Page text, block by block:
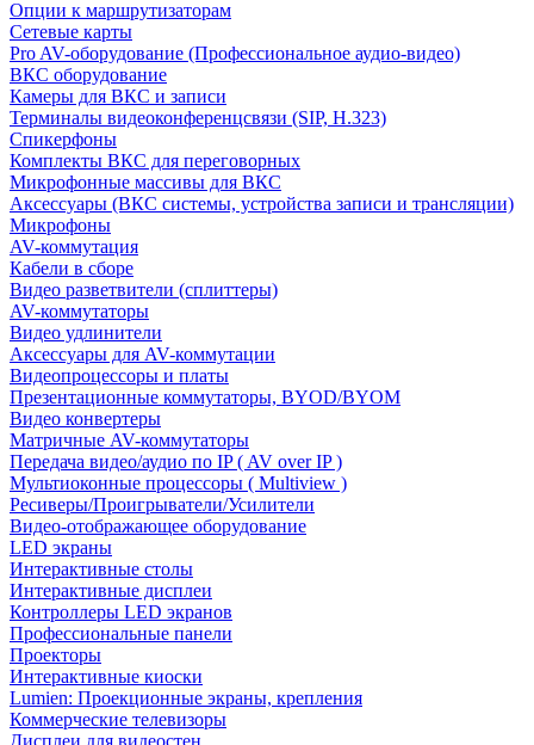
Опции к маршрутизаторам
Сетевые карты
Pro AV-оборудование (Профессиональное аудио-видео)
ВКС оборудование
Камеры для ВКС и записи
Терминалы видеоконференцсвязи (SIP, H.323)
Спикерфоны
Комплекты ВКС для переговорных
Микрофонные массивы для ВКС
Аксессуары (ВКС системы, устройства записи и трансляции)
Микрофоны
AV-коммутация
Кабели в сборе
Видео разветвители (сплиттеры)
AV-коммутаторы
Видео удлинители
Аксессуары для AV-коммутации
Видеопроцессоры и платы
Презентационные коммутаторы, BYOD/BYOM
Видео конвертеры
Матричные AV-коммутаторы
Передача видео/аудио по IP ( AV over IP )
Мультиоконные процессоры ( Multiview )
Ресиверы/Проигрыватели/Усилители
Видео-отображающее оборудование
LED экраны
Интерактивные столы
Интерактивные дисплеи
Контроллеры LED экранов
Профессиональные панели
Проекторы
Интерактивные киоски
Lumien: Проекционные экраны, крепления
Коммерческие телевизоры
Дисплеи для видеостен